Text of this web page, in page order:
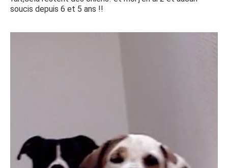
soucis depuis 6 et 5 ans !!